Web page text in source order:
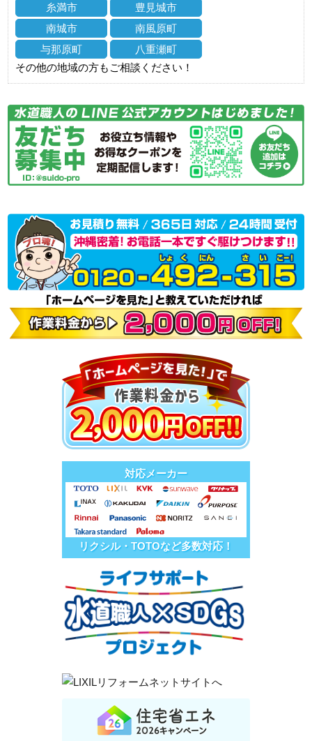
糸満市
豊見城市
南城市
南風原町
与那原町
八重瀬町
その他の地域の方もご相談ください！
対応メーカー
リクシル・TOTOなど多数対応！